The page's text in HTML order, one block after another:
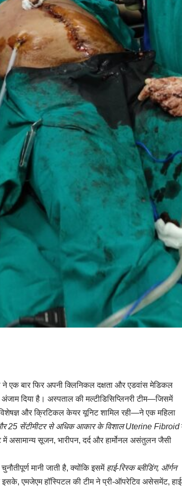
एक बार फिर अपनी क्लिनिकल दक्षता और एडवांस मेडिकल
दिया है। अस्पताल की मल्टीडिसिप्लिनरी टीम—जिसमें
और क्रिटिकल केयर यूनिट शामिल रही—ने एक महिला
25 सेंटीमीटर से अधिक आकार के विशाल Uterine Fibroid
असामान्य सूजन, भारीपन, दर्द और हार्मोनल असंतुलन जैसी
मानी जाती है, क्योंकि इसमें हाई-रिस्क ब्लीडिंग, ऑर्गन
एमजेएम हॉस्पिटल की टीम ने प्री-ऑपरेटिव असेसमेंट,